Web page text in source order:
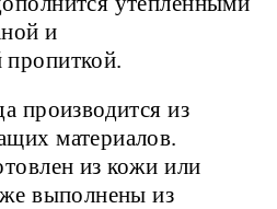
и
производится из
материалов.
из кожи или
выполнены из